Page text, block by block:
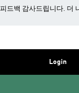
피드백 감사드립니다. 더
Login